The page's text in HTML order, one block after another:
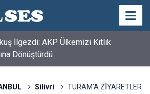
İlgezdi: AKP Ülkemizi Kıtlık
Dönüştürdü
Silivri
TÜRAM’A ZİYARETLER